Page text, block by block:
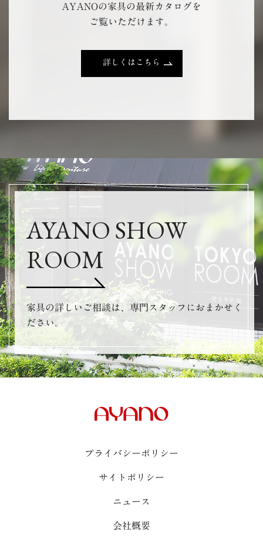
AYANOの家具の最新カタログを
ご覧いただけます。
詳しくはこちら
AYANO SHOW
ROOM
家具の詳しいご相談は、専門スタッフにおまかせく
ださい。
プライバシーポリシー
サイトポリシー
ニュース
会社概要